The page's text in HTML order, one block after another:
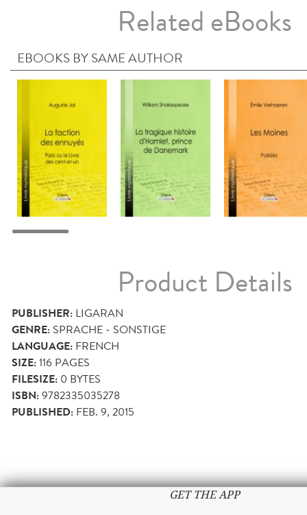
Related eBooks
EBOOKS BY SAME AUTHOR
Product Details
PUBLISHER: LIGARAN
GENRE: SPRACHE - SONSTIGE
LANGUAGE: FRENCH
SIZE:116 PAGES
FILESIZE: 0 BYTES
ISBN:9782335035278
PUBLISHED: FEB. 9, 2015
GET THE APP